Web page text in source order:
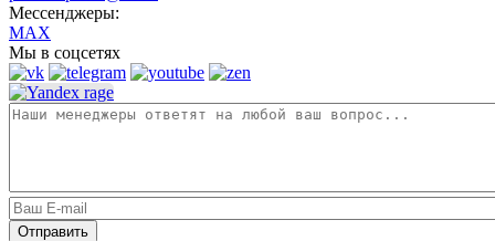
Мессенджеры:
MAX
Мы в соцсетях